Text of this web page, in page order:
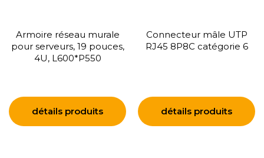
Armoire réseau murale
pour serveurs, 19 pouces,
4U, L600*P550
détails produits
Connecteur mâle UTP
RJ45 8P8C catégorie 6
détails produits